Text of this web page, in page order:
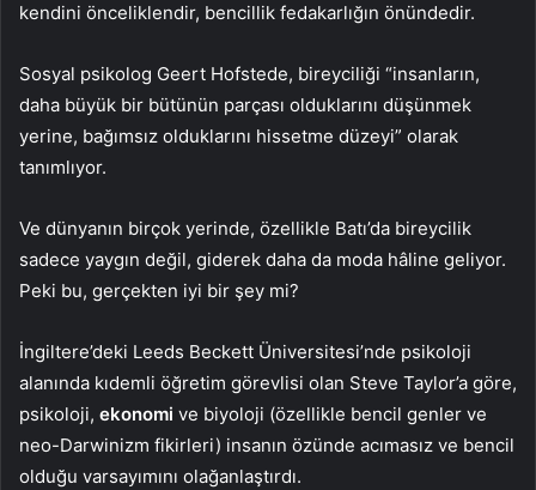
kendini önceliklendir, bencillik fedakarlığın önündedir.
Sosyal psikolog Geert Hofstede, bireyciliği “insanların,
daha büyük bir bütünün parçası olduklarını düşünmek
yerine, bağımsız olduklarını hissetme düzeyi” olarak
tanımlıyor.
Ve dünyanın birçok yerinde, özellikle Batı’da bireycilik
sadece yaygın değil, giderek daha da moda hâline geliyor.
Peki bu, gerçekten iyi bir şey mi?
İngiltere’deki Leeds Beckett Üniversitesi’nde psikoloji
alanında kıdemli öğretim görevlisi olan Steve Taylor’a göre,
psikoloji, ekonomi ve biyoloji (özellikle bencil genler ve
neo-Darwinizm fikirleri) insanın özünde acımasız ve bencil
olduğu varsayımını olağanlaştırdı.